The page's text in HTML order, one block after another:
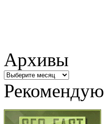
Архивы
Архивы
Рекомендую